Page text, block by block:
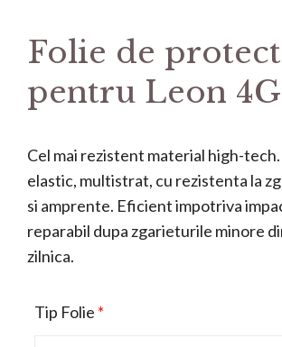
Folie de
pentru Leon 4G
Cel mai rezistent material high-
elastic, multistrat, cu rezistenta la
si amprente. Eficient impotriva
reparabil dupa zgarieturile minore
zilnica.
Tip Folie *